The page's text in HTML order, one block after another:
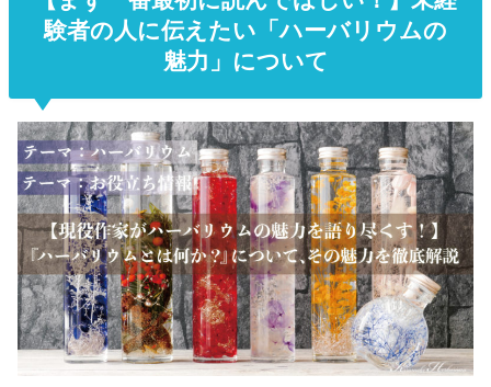
験者の人に伝えたい「ハーバリウムの
魅力」について